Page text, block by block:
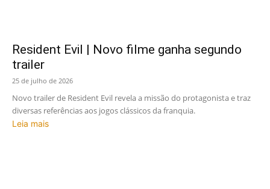
Resident Evil | Novo filme ganha segundo
trailer
25 de julho de 2026
Novo trailer de Resident Evil revela a missão do protagonista e traz
diversas referências aos jogos clássicos da franquia.
Leia mais